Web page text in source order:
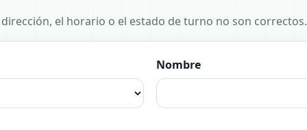
el horario o el estado de turno no son correctos.
Nombre